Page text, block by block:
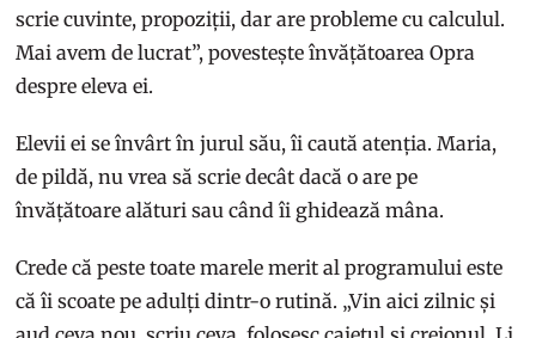
scrie cuvinte, propoziții, dar are probleme cu calculul.
Mai avem de lucrat”, povestește învățătoarea Opra
despre eleva ei.
Elevii ei se învârt în jurul său, îi caută atenția. Maria,
de pildă, nu vrea să scrie decât dacă o are pe
învățătoare alături sau când îi ghidează mâna.
Crede că peste toate marele merit al programului este
că îi scoate pe adulți dintr-o rutină. „Vin aici zilnic și